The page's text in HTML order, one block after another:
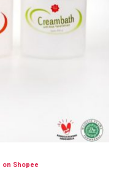
on Shopee